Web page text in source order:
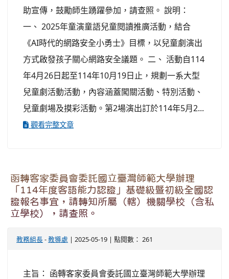
助宣傳，鼓勵師生踴躍參加，請查照。 說明：
一、 2025年童演童語兒童閱讀推廣活動，結合
《AI時代的網路安全小勇士》目標，以兒童劇演出
方式啟發孩子關心網路安全議題。 二、 活動自114
年4月26日起至114年10月19日止，規劃一系大型
兒童劇活動活動，內容涵蓋闖關活動、特別活動、
兒童劇場及摸彩活動。第2場演出訂於114年5月2...
觀看完整文章
函轉客家委員會委託國立臺灣師範大學辦理
「114年度客語能力認證」基礎級暨初級全國認
證報名事宜，請轉知所屬（轄）機關學校（含私
立學校），請查照。
教務組長-教導處 | 2025-05-19 | 點閱數： 261
主旨： 函轉客家委員會委託國立臺灣師範大學辦理